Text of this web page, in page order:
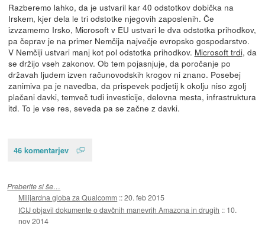
Razberemo lahko, da je ustvaril kar 40 odstotkov dobička na
Irskem, kjer dela le tri odstotke njegovih zaposlenih. Če
izvzamemo Irsko, Microsoft v EU ustvari le dva odstotka prihodkov,
pa čeprav je na primer Nemčija največje evropsko gospodarstvo.
V Nemčiji ustvari manj kot pol odstotka prihodkov. Microsoft trdi, da
se držijo vseh zakonov. Ob tem pojasnjuje, da poročanje po
državah ljudem izven računovodskih krogov ni znano. Posebej
zanimiva pa je navedba, da prispevek podjetij k okolju niso zgolj
plačani davki, temveč tudi investicije, delovna mesta, infrastruktura
itd. To je vse res, seveda pa se začne z davki.
46 komentarjev
Preberite si še…
Milijardna globa za Qualcomm ::20. feb 2015
ICIJ objavil dokumente o davčnih manevrih Amazona in drugih :: 10.
nov 2014